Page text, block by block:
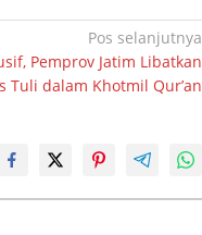
Pos selanjutnya
Pemprov Jatim Libatkan
Tuli dalam Khotmil Qur’an